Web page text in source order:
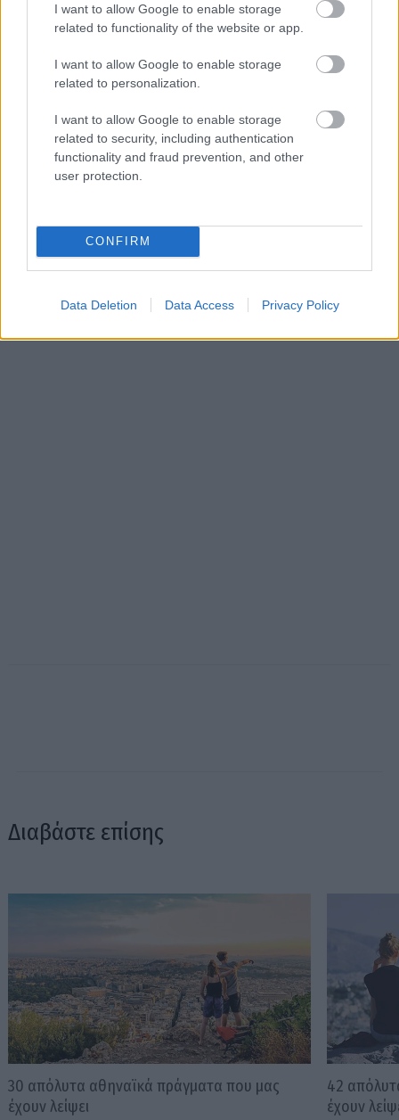
I want to allow Google to enable storage
related to functionality of the website or app.
I want to allow Google to enable storage
related to personalization.
I want to allow Google to enable storage
related to security, including authentication
functionality and fraud prevention, and other
user protection.
CONFIRM
Data Deletion Data Access Privacy Policy
Διαβάστε επίσης
30 απόλυτα αθηναϊκά πράγματα που μας
έχουν λείψει
42
έχουν